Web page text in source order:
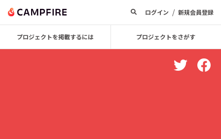
ログイン / 新規会員登録
プロジェクトを掲載するには プロジェクトをさがす